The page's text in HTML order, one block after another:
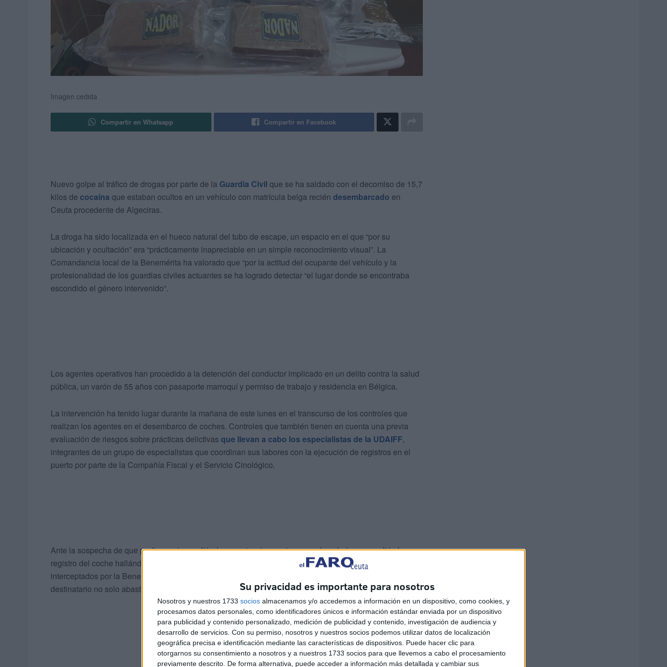
Su privacidad es importante para nosotros
Nosotros y nuestros 1733 socios almacenamos y/o accedemos a información en un dispositivo, como cookies, y
procesamos datos personales, como identificadores únicos e información estándar enviada por un dispositivo
para publicidad y contenido personalizado, medición de publicidad y contenido, investigación de audiencia y
desarrollo de servicios. Con su permiso, nosotros y nuestros socios podemos utilizar datos de localización
geográfica precisa e identificación mediante las características de dispositivos. Puede hacer clic para
otorgarnos su consentimiento a nosotros y a nuestros 1733 socios para que llevemos a cabo el procesamiento
previamente descrito. De forma alternativa, puede acceder a información más detallada y cambiar sus
Imagen cedida
Compartir en Whatsapp Compartir en Facebook
Nuevo golpe al tráfico de drogas por parte de la Guardia Civil que se ha saldado con el decomiso de 15,7
kilos de cocaína que estaban ocultos en un vehículo con matrícula belga recién desembarcado en
Ceuta procedente de Algeciras.
La droga ha sido localizada en el hueco natural del tubo de escape, un espacio en el que “por su
ubicación y ocultación” era “prácticamente inapreciable en un simple reconocimiento visual”. La
Comandancia local de la Benemérita ha valorado que “por la actitud del ocupante del vehículo y la
profesionalidad de los guardias civiles actuantes se ha logrado detectar “el lugar donde se encontraba
escondido el género intervenido”.
Los agentes operativos han procedido a la detención del conductor implicado en un delito contra la salud
pública, un varón de 55 años con pasaporte marroquí y permiso de trabajo y residencia en Bélgica.
La intervención ha tenido lugar durante la mañana de este lunes en el transcurso de los controles que
realizan los agentes en el desembarco de coches. Controles que también tienen en cuenta una previa
evaluación de riesgos sobre prácticas delictivas que llevan a cabo los especialistas de la UDAIFF,
integrantes de un grupo de especialistas que coordinan sus labores con la ejecución de registros en el
puerto por parte de la Compañía Fiscal y el Servicio Cinológico.
Ante la sospecha de que pudiera estar ocultándose sustancias nocivas para la salud se procedió al
registro del coche hallándose nada menos que este lote de cocaína, uno de los más importantes
interceptados por la Benemérita y que supone un duro golpe al movimiento de esta droga que tiene como
destinatario no solo abastecer el mercado local de Ceuta sino también el del vecino país.